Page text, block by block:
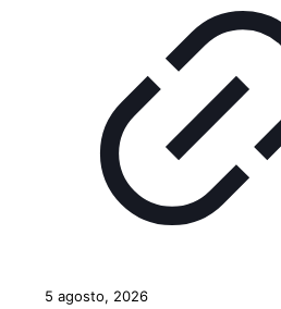
5 agosto, 2026